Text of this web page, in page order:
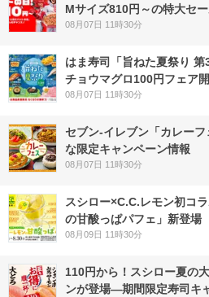
Mサイズ810円～の特大セ
08月07日 11時30分
はま寿司「旨ねた夏祭り
チョウマグロ100円フェア
08月07日 11時30分
セブン‐イレブン「カレー
な限定キャンペーン情報
08月07日 11時30分
スシロー×C.C.レモン初コ
の甘酸っぱパフェ」新登場
08月09日 11時30分
110円から！スシロー夏の
ンが登場―期間限定寿司キ